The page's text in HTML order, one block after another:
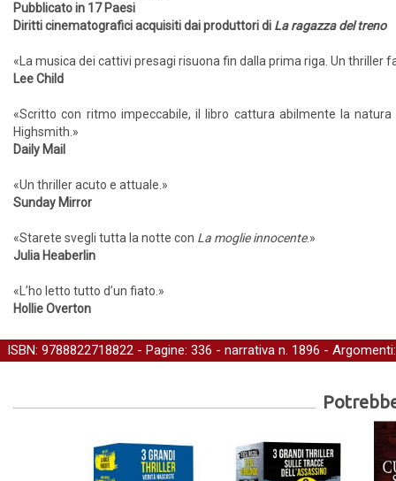
Pubblicato in 17 Paesi
Diritti cinematografici acquisiti dai produttori di La ragazza del treno
«La musica dei cattivi presagi risuona fin dalla prima riga. Un thriller
Lee Child
«Scritto con ritmo impeccabile, il libro cattura abilmente la
Highsmith.»
Daily Mail
«Un thriller acuto e attuale.»
Sunday Mirror
«Starete svegli tutta la notte con La moglie innocente.»
Julia Heaberlin
«L’ho letto tutto d’un fiato.»
Hollie Overton
ISBN: 9788822718822 - Pagine: 336 - narrativa n. 1896 -